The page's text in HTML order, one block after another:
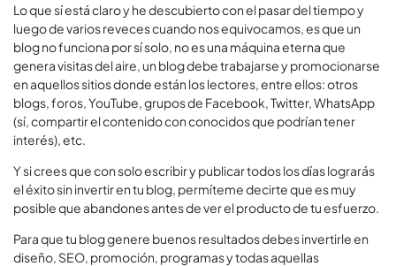
Lo que sí está claro y he descubierto con el pasar del tiempo y
luego de varios reveces cuando nos equivocamos, es que un
blog no funciona por sí solo, no es una máquina eterna que
genera visitas del aire, un blog debe trabajarse y promocionarse
en aquellos sitios donde están los lectores, entre ellos: otros
blogs, foros, YouTube, grupos de Facebook, Twitter, WhatsApp
(sí, compartir el contenido con conocidos que podrían tener
interés), etc.
Y si crees que con solo escribir y publicar todos los días lograrás
el éxito sin invertir en tu blog, permíteme decirte que es muy
posible que abandones antes de ver el producto de tu esfuerzo.
Para que tu blog genere buenos resultados debes invertirle en
diseño, SEO, promoción, programas y todas aquellas